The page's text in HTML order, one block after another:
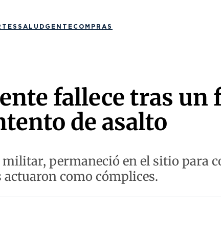
SALUD GENTE COMPRAS
fallece tras un
de asalto
permaneció en el sitio para
como cómplices.